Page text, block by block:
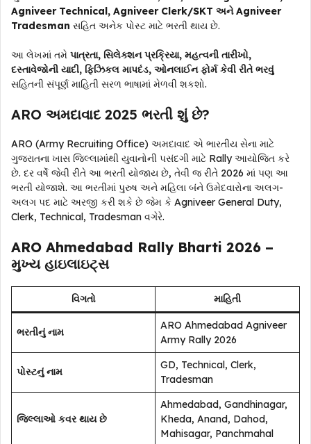
Agniveer Technical, Agniveer Clerk/SKT અને Agniveer
Tradesman સહિત અનેક પોસ્ટ માટે ભરતી થાય છે.
આ લેખમાં તમે પાત્રતા, સિલેક્શન પ્રક્રિયા, મહત્વની તારીખો,
દસ્તાવેજોની યાદી, ફિઝિકલ માપદંડ, ઓનલાઈન ફોર્મ કેવી રીતે ભરવું
સહિતની સંપૂર્ણ માહિતી સરળ ભાષામાં મેળવી શકશો.
ARO અમદાવાદ 2025 ભરતી શું છે?
ARO (Army Recruiting Office) અમદાવાદ એ ભારતીય સેના માટે
ગુજરાતના ખાસ જિલ્લામાંથી યુવાનોની પસંદગી માટે Rally આયોજિત કરે
છે. દર વર્ષે જેવી રીતે આ ભરતી યોજાય છે, તેવી જ રીતે 2026 માં પણ આ
ભરતી યોજાશે. આ ભરતીમાં પુરુષ અને મહિલા બંને ઉમેદવારોના અલગ-
અલગ પદ માટે અરજી કરી શકે છે જેમ કે Agniveer General Duty,
Clerk, Technical, Tradesman વગેરે.
ARO Ahmedabad Rally Bharti 2026 –
મુખ્ય હાઇલાઇટ્સ
વિગતો માહિતી
ભરતીનું નામ
ARO Ahmedabad Agniveer
Army Rally 2026
પોસ્ટનું નામ
GD, Technical, Clerk,
Tradesman
જિલ્લાઓ કવર થાય છે
Ahmedabad, Gandhinagar,
Kheda, Anand, Dahod,
Mahisagar, Panchmahal